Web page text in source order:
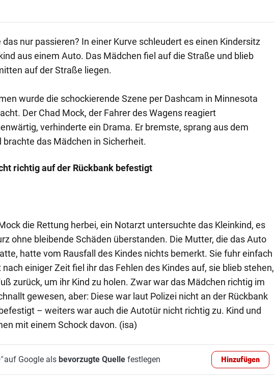
das nur passieren? In einer Kurve schleudert es einen Kindersitz
aus einem Auto. Das Mädchen fiel auf die Straße und blieb
auf der Straße liegen.
wurde die schockierende Szene per Dashcam in Minnesota
Der Chad Mock, der Fahrer des Wagens reagiert
verhinderte ein Drama. Er bremste, sprang aus dem
brachte das Mädchen in Sicherheit.
richtig auf der Rückbank befestigt
die Rettung herbei, ein Notarzt untersuchte das Kleinkind, es
ohne bleibende Schäden überstanden. Die Mutter, die das Auto
hatte vom Rausfall des Kindes nichts bemerkt. Sie fuhr einfach
nach einiger Zeit fiel ihr das Fehlen des Kindes auf, sie blieb stehen,
zurück, um ihr Kind zu holen. Zwar war das Mädchen richtig im
gewesen, aber: Diese war laut Polizei nicht an der Rückbank
– weiters war auch die Autotür nicht richtig zu. Kind und
mit einem Schock davon. (isa)
auf Google als bevorzugte Quellefestlegen Hinzufügen